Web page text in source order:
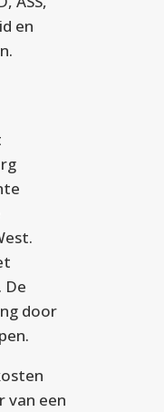
en
De
door
van een